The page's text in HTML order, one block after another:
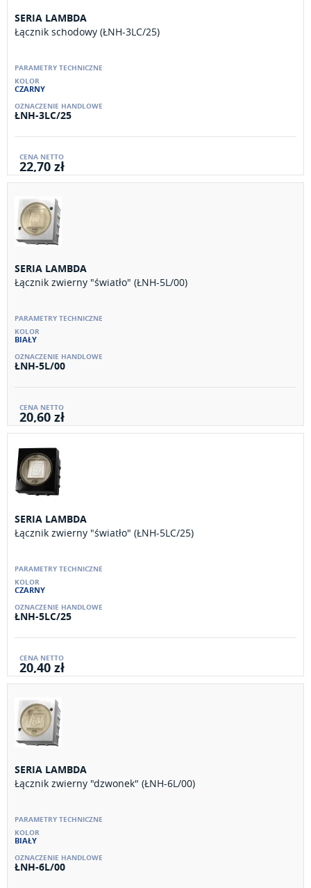
SERIA LAMBDA
Łącznik schodowy (ŁNH-3LC/25)
CZARNY
ŁNH-3LC/25
22,70 zł
SERIA LAMBDA
Łącznik zwierny "światło" (ŁNH-5L/00)
BIAŁY
ŁNH-5L/00
20,60 zł
SERIA LAMBDA
Łącznik zwierny "światło" (ŁNH-5LC/25)
CZARNY
ŁNH-5LC/25
20,40 zł
SERIA LAMBDA
Łącznik zwierny "dzwonek" (ŁNH-6L/00)
BIAŁY
ŁNH-6L/00